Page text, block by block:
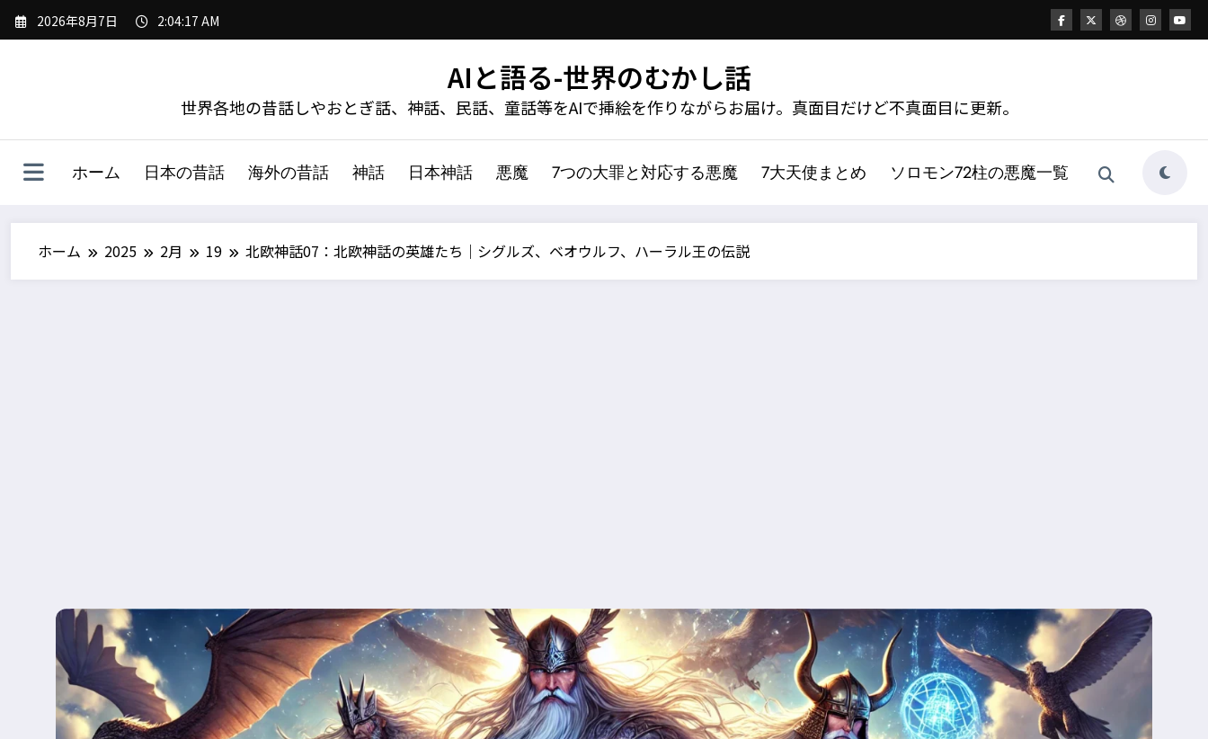
ス
2026年8月7日 2:04:18 AM
AIと語る-世界のむかし話
世界各地の昔話しやおとぎ話、神話、民話、童話等をAIで挿絵を作りながらお届け。真面目だけど不真面目に更新。
ホーム 日本の昔話 海外の昔話 神話 日本神話 悪魔 7つの大罪と対応する悪魔 7大天使まとめ ソロモン72柱の悪魔一覧
ホーム 2025 2月 19 北欧神話07：北欧神話の英雄たち｜シグルズ、ベオウルフ、ハーラル王の伝説